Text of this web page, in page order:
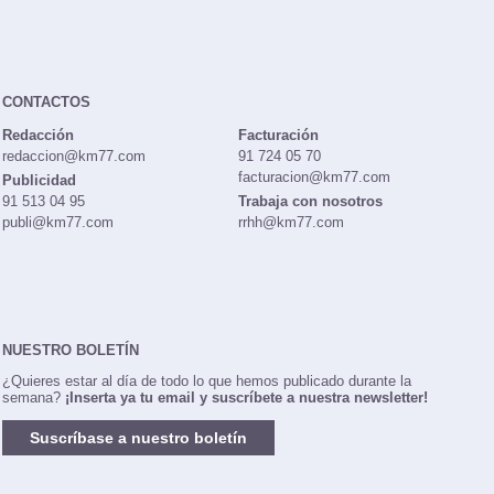
CONTACTOS
Redacción
redaccion@km77.com
Publicidad
91 513 04 95
publi@km77.com
Facturación
91 724 05 70
facturacion@km77.com
Trabaja con nosotros
rrhh@km77.com
NUESTRO BOLETÍN
¿Quieres estar al día de todo lo que hemos publicado durante la
semana? ¡Inserta ya tu email y suscríbete a nuestra newsletter!
Suscríbase a nuestro boletín